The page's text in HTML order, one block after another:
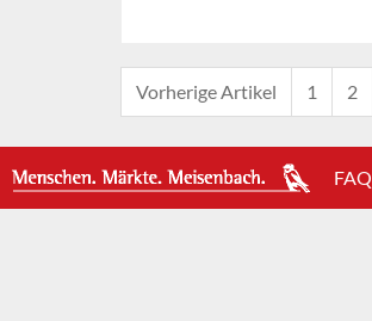
Vorherige Artikel 1 2
FAQ